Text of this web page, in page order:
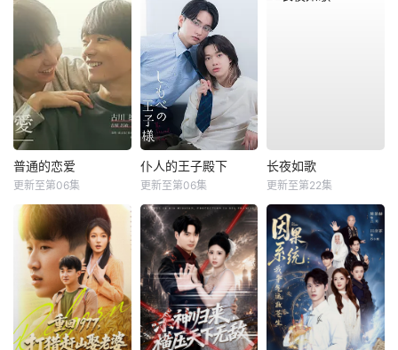
普通的恋爱
更新至第06集
仆人的王子殿下
更新至第06集
长夜如歌
更新至第22集